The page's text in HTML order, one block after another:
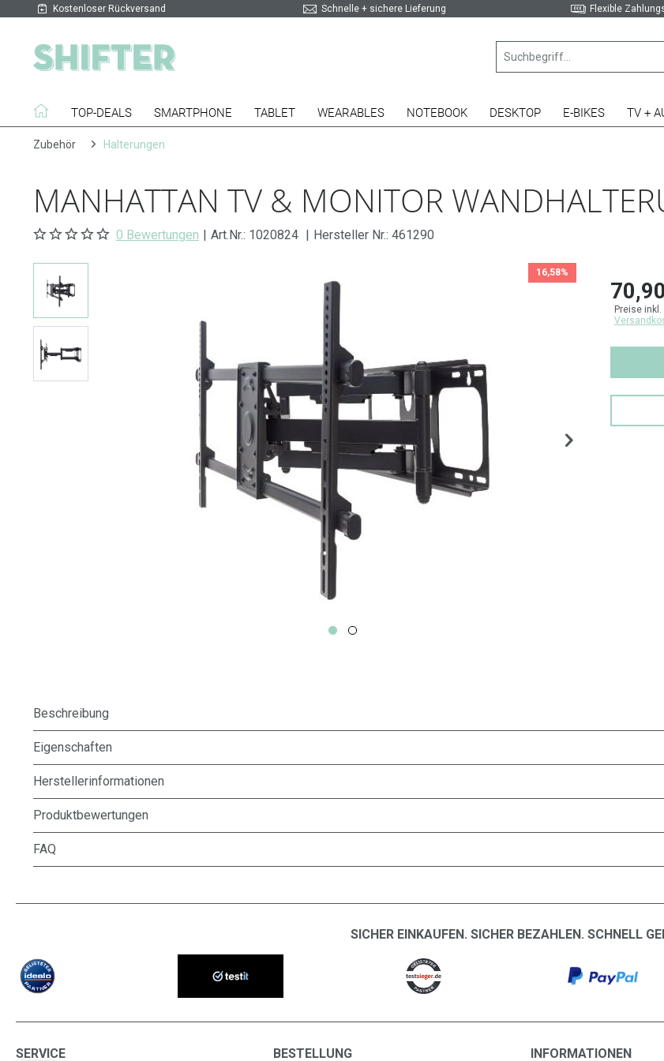
Kostenloser Rückversand Schnelle + sichere Lieferung Flexible
TOP-DEALS SMARTPHONE TABLET WEARABLES NOTEBOOK DESKTOP E-BIKES TV +
Zubehör Halterungen
MANHATTAN TV & MONITOR
0 Bewertungen | Art.Nr.: 1020824 | Hersteller Nr.: 461290
16,58%
Preise
Beschreibung
Eigenschaften
Herstellerinformationen
Produktbewertungen
FAQ
SICHER EINKAUFEN. SICHER BEZAHLEN. SCHNELL
SERVICE BESTELLUNG INFORMATIONEN